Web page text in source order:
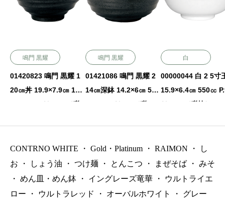
鳴門 黒耀
01420823 鳴門 黒耀 1
20㎝丼 19.9×7.9㎝ 100
0㏄ P.122 ￥1100（税
鳴門 黒耀
01421086 鳴門 黒耀 2
14㎝深鉢 14.2×6㎝ 550
㏄ P.123 ￥800（税
白
00000044 白 2 5寸
15.9×6.4㎝ 550㏄
￥1650（税抜）
CONTRNO WHITE ・ Gold・Platinum ・ RAIMON ・
し
お
・ しょう油 ・ つけ麺 ・ とんこつ ・ まぜそば ・ みそ
・ めん皿・めん鉢 ・ イングレーズ竜華 ・
ウルトライエ
ロー
・ ウルトラレッド ・ オーバルホワイト ・
グレー